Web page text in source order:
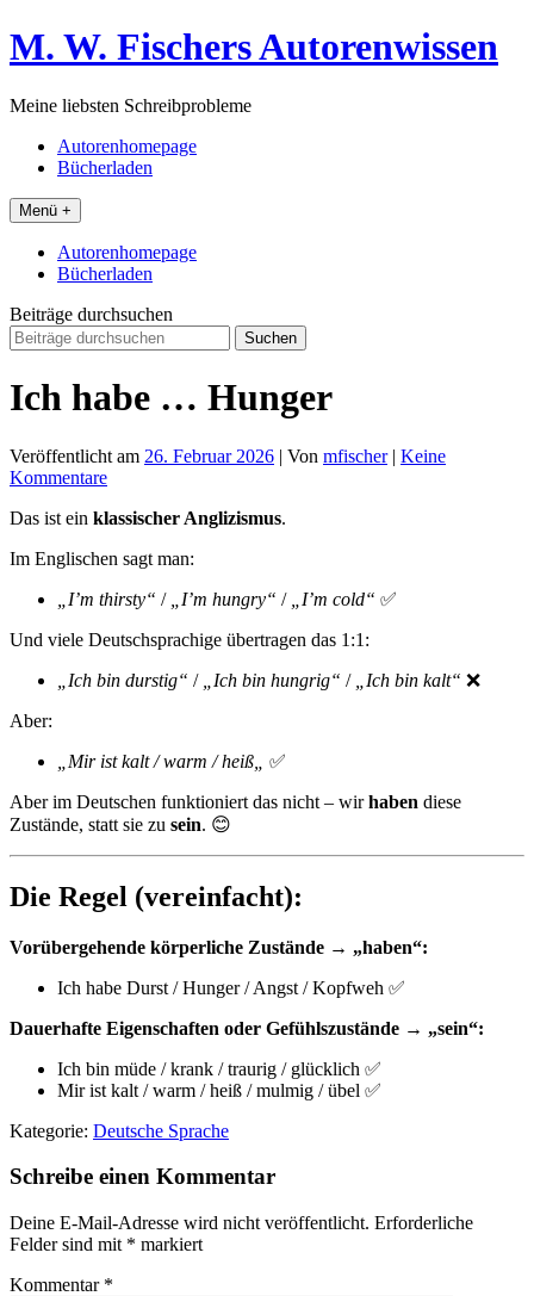
Zum
Inhalt
M. W. Fischers Autorenwissen
Meine liebsten Schreibprobleme
Autorenhomepage
Bücherladen
Menü +
Autorenhomepage
Bücherladen
Beiträge durchsuchen
Suchen
nach:
Ich habe … Hunger
Veröffentlicht am 26. Februar 2026 | Von mfischer| Keine
Kommentare
Das ist ein klassischer Anglizismus.
Im Englischen sagt man:
„I’m thirsty“ / „I’m hungry“ / „I’m cold“ ✅
Und viele Deutschsprachige übertragen das 1:1:
„Ich bin durstig“ / „Ich bin hungrig“ / „Ich bin kalt“ ❌
Aber:
„Mir ist kalt / warm / heiß
✅
Aber im Deutschen funktioniert das nicht – wirhaben diese
Zustände, statt sie zu sein. 😊
Die Regel (vereinfacht):
Vorübergehende körperliche Zustände → „haben“:
Ich habe Durst / Hunger / Angst / Kopfweh ✅
Dauerhafte Eigenschaften oder Gefühlszustände → „sein“:
Ich bin müde / krank / traurig / glücklich ✅
Mir ist kalt / warm / heiß / mulmig / übel ✅
Kategorie: Deutsche Sprache
Schreibe einen Kommentar
Deine E-Mail-Adresse wird nicht veröffentlicht. Erforderliche
Felder sind mit * markiert
Kommentar *